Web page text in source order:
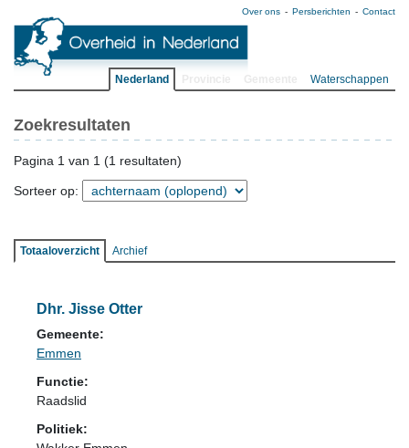
Over ons Persberichten Contact
Nederland Waterschappen
Zoekresultaten
Pagina 1 van 1 (1 resultaten)
Sorteer op:
Totaaloverzicht Archief
Dhr. Jisse Otter
Gemeente:
Emmen
Functie:
Raadslid
Politiek: